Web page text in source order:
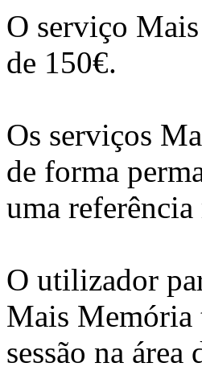
O serviço
de 150€.
Os serviços
de forma
uma
O utilizador
Mais Memória
sessão na